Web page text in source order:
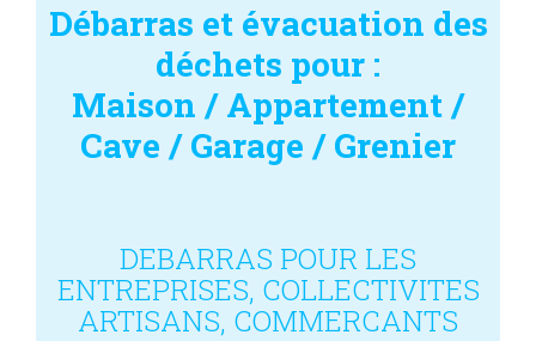
Débarras et évacuation des
déchets pour :
Maison / Appartement /
Cave / Garage / Grenier
DEBARRAS POUR LES
ENTREPRISES, COLLECTIVITES
ARTISANS, COMMERCANTS